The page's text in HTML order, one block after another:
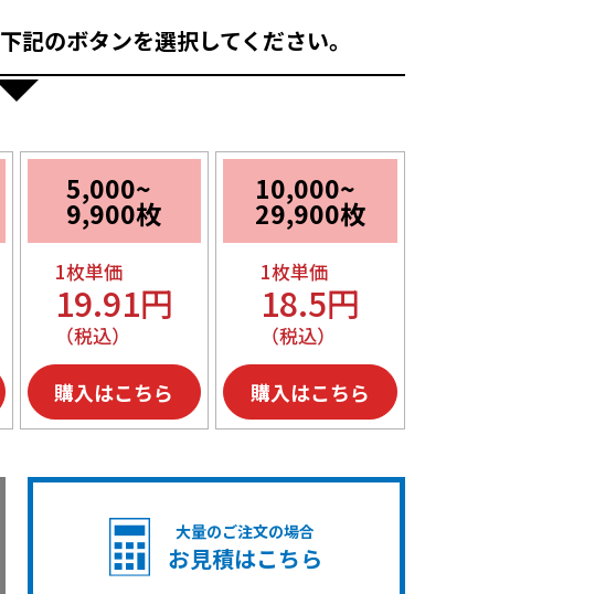
下記のボタンを選択してください。
5,000~
9,900枚
1枚単価
19.91円
（税込）
購入はこちら
10,000~
29,900枚
1枚単価
18.5円
（税込）
購入はこちら
大量のご注文の場合
お見積はこちら